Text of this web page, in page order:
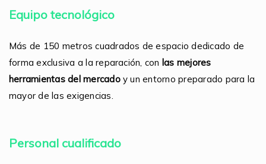
Equipo tecnológico
Más de 150 metros cuadrados de espacio dedicado de
forma exclusiva a la reparación, con las mejores
herramientas del mercadoy un entorno preparado para la
mayor de las exigencias.
Personal cualificado